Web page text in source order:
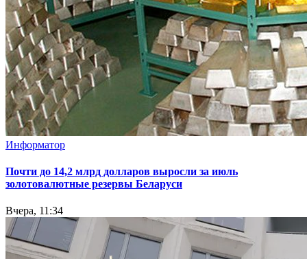
Информатор
Почти до 14,2 млрд долларов выросли за июль
золотовалютные резервы Беларуси
Вчера, 11:34